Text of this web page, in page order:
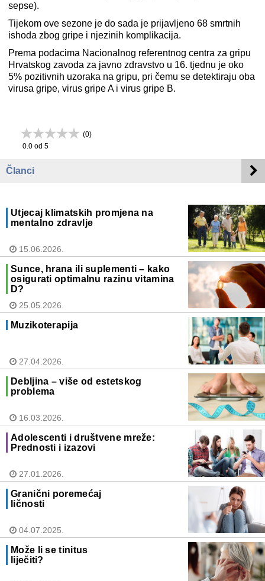
sepse).
Tijekom ove sezone je do sada je prijavljeno 68 smrtnih
ishoda zbog gripe i njezinih komplikacija.
Prema podacima Nacionalnog referentnog centra za gripu
Hrvatskog zavoda za javno zdravstvo u 16. tjednu je oko
5% pozitivnih uzoraka na gripu, pri čemu se detektiraju oba
virusa gripe, virus gripe A i virus gripe B.
(0)
0.0 od 5
Članci
Utjecaj klimatskih promjena na
mentalno zdravlje
15.06.2026.
Sunce, hrana ili suplementi – kako
osigurati optimalnu razinu vitamina
D?
25.05.2026.
Muzikoterapija
27.04.2026.
Debljina – više od estetskog
problema
16.03.2026.
Adolescenti i društvene mreže:
Prednosti i izazovi
27.01.2026.
Granični poremećaj
ličnosti
04.07.2025.
Može li se tinitus
liječiti?